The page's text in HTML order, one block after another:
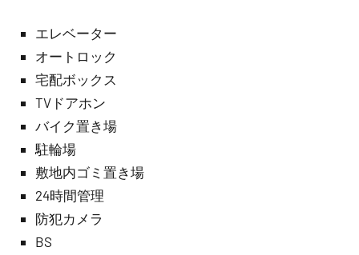
エレベーター
オートロック
宅配ボックス
TVドアホン
バイク置き場
駐輪場
敷地内ゴミ置き場
24時間管理
防犯カメラ
BS